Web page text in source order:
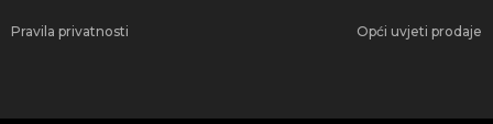
Pravila privatnosti Opći uvjeti prodaje